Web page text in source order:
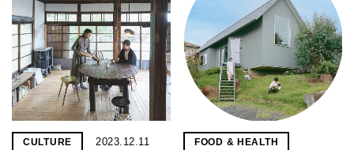
CULTURE 2023.12.11 FOOD & HEALTH